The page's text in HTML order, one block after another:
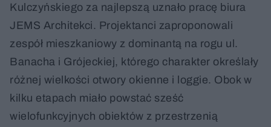
Kulczyńskiego za najlepszą uznało pracę biura
JEMS Architekci. Projektanci zaproponowali
zespół mieszkaniowy z dominantą na rogu ul.
Banacha i Grójeckiej, którego charakter określały
różnej wielkości otwory okienne i loggie. Obok w
kilku etapach miało powstać sześć
wielofunkcyjnych obiektów z przestrzenią